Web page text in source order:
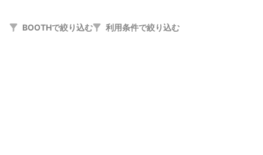
BOOTHで絞り込む 利用条件で絞り込む